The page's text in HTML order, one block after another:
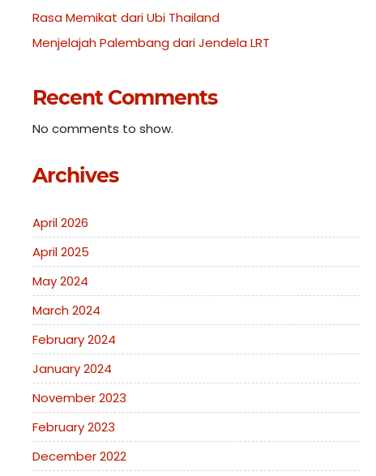
Rasa Memikat dari Ubi Thailand
Menjelajah Palembang dari Jendela LRT
Recent Comments
No comments to show.
Archives
April 2026
April 2025
May 2024
March 2024
February 2024
January 2024
November 2023
February 2023
December 2022